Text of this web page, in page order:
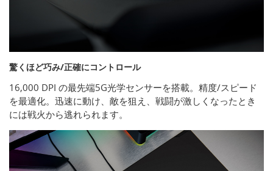
驚くほど巧み/正確にコントロール
16,000 DPI の最先端5G光学センサーを搭載。精度/スピード
を最適化。迅速に動け、敵を狙え、戦闘が激しくなったとき
には戦火から逃れられます。